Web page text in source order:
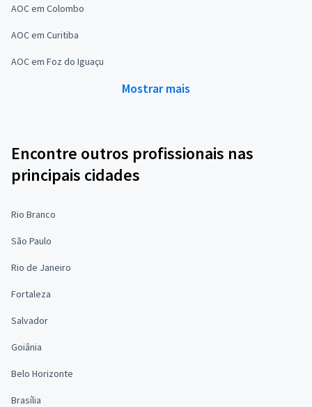
AOC em Colombo
AOC em Curitiba
AOC em Foz do Iguaçu
Mostrar mais
Encontre outros profissionais nas
principais cidades
Rio Branco
São Paulo
Rio de Janeiro
Fortaleza
Salvador
Goiânia
Belo Horizonte
Brasília